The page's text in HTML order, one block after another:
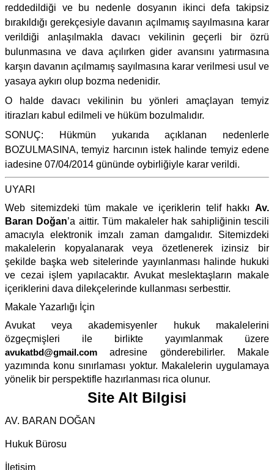
reddedildiği ve bu nedenle dosyanın ikinci defa takipsiz
bırakıldığı gerekçesiyle davanın açılmamış sayılmasına karar
verildiği anlaşılmakla davacı vekilinin geçerli bir özrü
bulunmasına ve dava açılırken gider avansını yatırmasına
karşın davanın açılmamış sayılmasına karar verilmesi usul ve
yasaya aykırı olup bozma nedenidir.
O halde davacı vekilinin bu yönleri amaçlayan temyiz
itirazları kabul edilmeli ve hüküm bozulmalıdır.
SONUÇ: Hükmün yukarıda açıklanan nedenlerle
BOZULMASINA, temyiz harcının istek halinde temyiz edene
iadesine 07/04/2014 gününde oybirliğiyle karar verildi.
UYARI
Web sitemizdeki tüm makale ve içeriklerin telif hakkı Av.
Baran Doğan’a aittir. Tüm makaleler hak sahipliğinin tescili
amacıyla elektronik imzalı zaman damgalıdır. Sitemizdeki
makalelerin kopyalanarak veya özetlenerek izinsiz bir
şekilde başka web sitelerinde yayınlanması halinde hukuki
ve cezai işlem yapılacaktır. Avukat meslektaşların makale
içeriklerini dava dilekçelerinde kullanması serbesttir.
Makale Yazarlığı İçin
Avukat veya akademisyenler hukuk makalelerini
özgeçmişleri ile birlikte yayımlanmak üzere
avukatbd@gmail.com adresine gönderebilirler. Makale
yazımında konu sınırlaması yoktur. Makalelerin uygulamaya
yönelik bir perspektifle hazırlanması rica olunur.
Site Alt Bilgisi
AV. BARAN DOĞAN
Hukuk Bürosu
İletişim